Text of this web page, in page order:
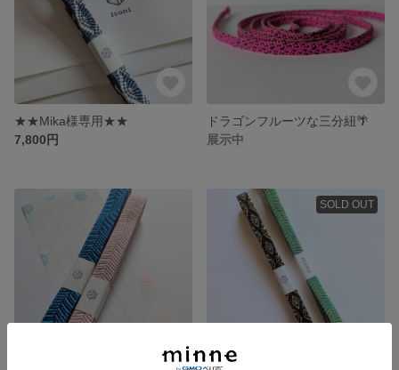
★★Mika様専用★★
7,800円
ドラゴンフルーツな三分紐🌴
展示中
SOLD OUT